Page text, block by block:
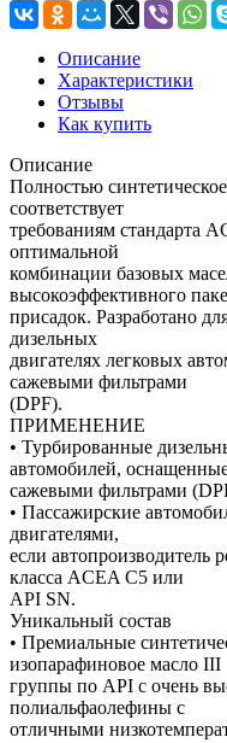
Описание
Характеристики
Отзывы
Как купить
Описание
Полностью
соответствует
требованиям стандарта
оптимальной
комбинации базовых
присадок. Разработано
дизельных
двигателях легковых
сажевыми
(DPF).
• Турбированные
автомобилей,
сажевыми
• Пассажирские
двигателями,
если автопроизводитель
класса ACEA C5
API SN.
Уникальный
• Премиальные
изопарафиновое
группы по API с очень
отличными